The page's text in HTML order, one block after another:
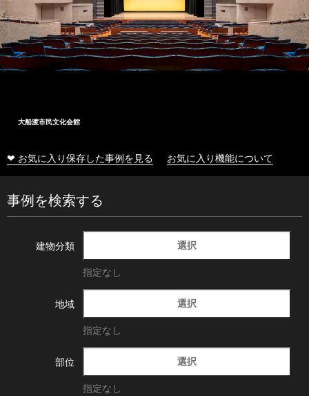
大船渡市民文化会館
❤ お気に入り保存した事例を見る お気に入り機能について
事例を検索する
建物分類 選択
指定なし
地域 選択
指定なし
部位 選択
指定なし